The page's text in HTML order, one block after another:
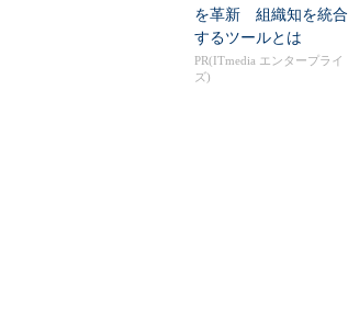
を革新 組織知を統合
するツールとは
PR(ITmedia エンタープライ
ズ)